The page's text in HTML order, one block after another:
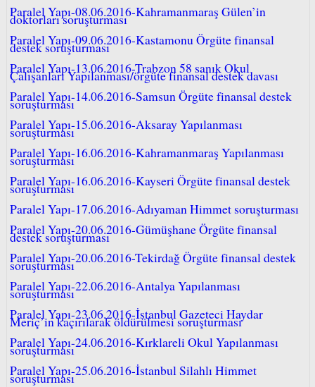
Paralel Yapı-08.06.2016-Kahramanmaraş Gülen’in
doktorları soruşturması
Paralel Yapı-09.06.2016-Kastamonu Örgüte finansal
destek soruşturması
Paralel Yapı-13.06.2016-Trabzon 58 sanık Okul
Çalışanları Yapılanması/örgüte finansal destek davası
Paralel Yapı-14.06.2016-Samsun Örgüte finansal destek
soruşturması
Paralel Yapı-15.06.2016-Aksaray Yapılanması
soruşturması
Paralel Yapı-16.06.2016-Kahramanmaraş Yapılanması
soruşturması
Paralel Yapı-16.06.2016-Kayseri Örgüte finansal destek
soruşturması
Paralel Yapı-17.06.2016-Adıyaman Himmet soruşturması
Paralel Yapı-20.06.2016-Gümüşhane Örgüte finansal
destek soruşturması
Paralel Yapı-20.06.2016-Tekirdağ Örgüte finansal destek
soruşturması
Paralel Yapı-22.06.2016-Antalya Yapılanması
soruşturması
Paralel Yapı-23.06.2016-İstanbul Gazeteci Haydar
Meriç’in kaçırılarak öldürülmesi soruşturması
Paralel Yapı-24.06.2016-Kırklareli Okul Yapılanması
soruşturması
Paralel Yapı-25.06.2016-İstanbul Silahlı Himmet
soruşturması